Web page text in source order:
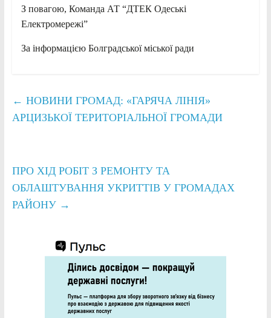
З повагою, Команда АТ “ДТЕК Одеські
Електромережі”
За інформацією Болградської міської ради
← НОВИНИ ГРОМАД: «ГАРЯЧА ЛІНІЯ»
АРЦИЗЬКОЇ ТЕРИТОРІАЛЬНОЇ ГРОМАДИ
ПРО ХІД РОБІТ З РЕМОНТУ ТА
ОБЛАШТУВАННЯ УКРИТТІВ У ГРОМАДАХ
РАЙОНУ →